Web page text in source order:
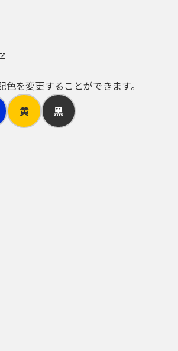
いて行うも
（公的個人
。
ように管理
かったとき
ない場合
れを行っ
頂いた上
を変更することができます。
黄 黒